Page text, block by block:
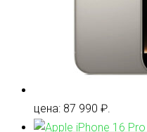
цена: 87 990 ₽.